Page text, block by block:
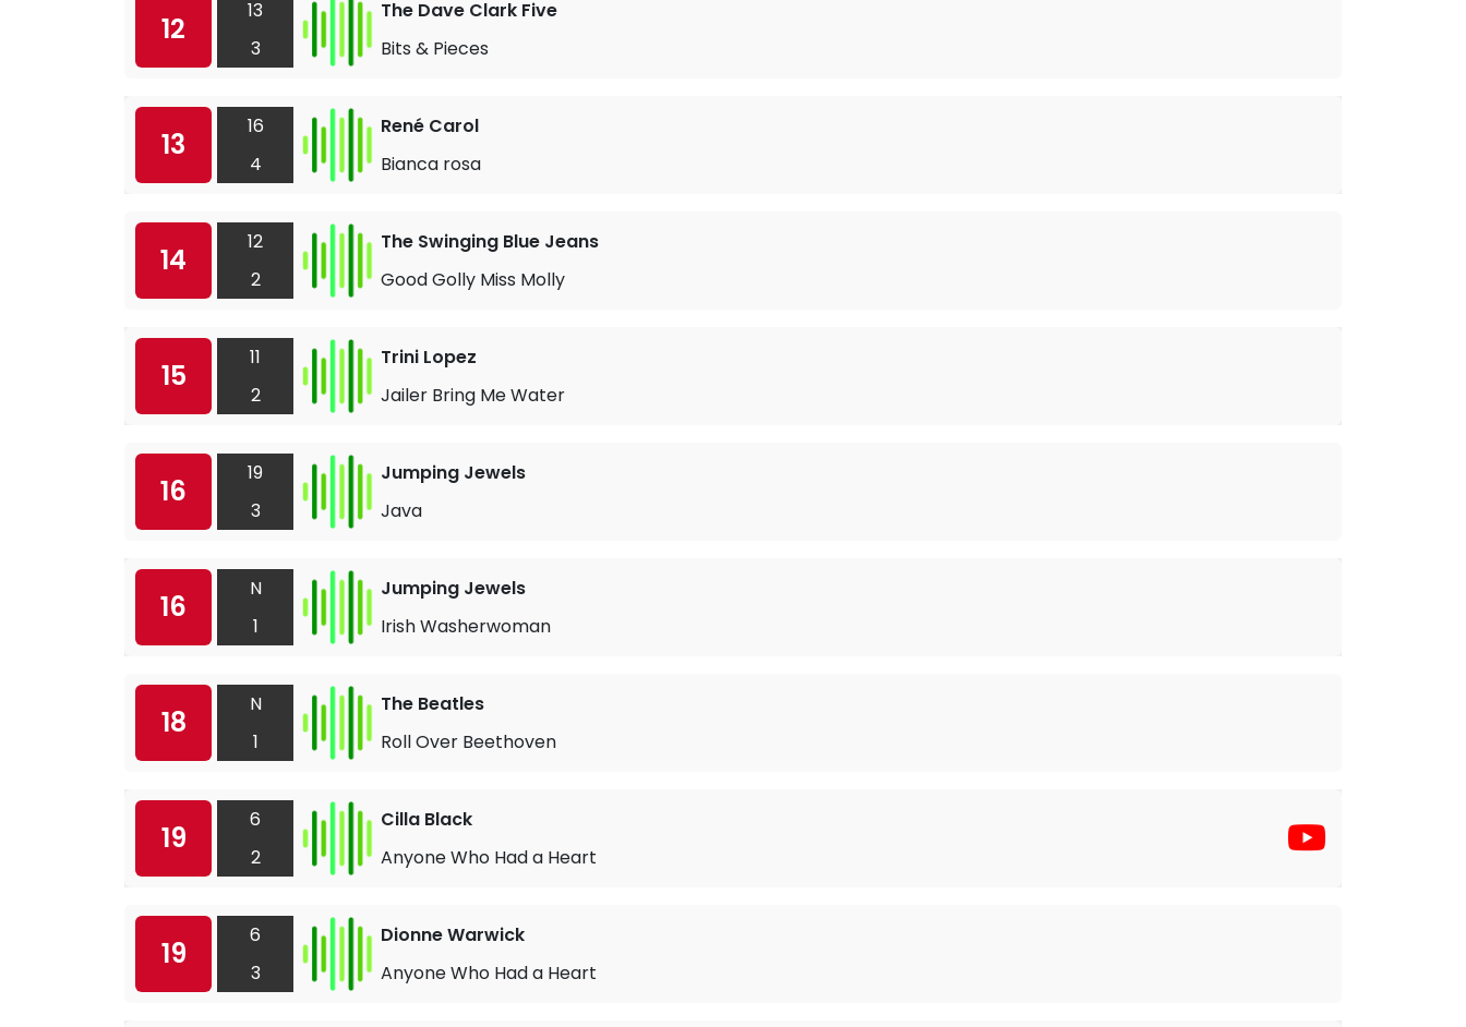
12
13
3
The Dave Clark Five
Bits & Pieces
13
16
4
René Carol
Bianca rosa
14
12
2
The Swinging Blue Jeans
Good Golly Miss Molly
15
11
2
Trini Lopez
Jailer Bring Me Water
16
19
3
Jumping Jewels
Java
16
N
1
Jumping Jewels
Irish Washerwoman
18
N
1
The Beatles
Roll Over Beethoven
19
6
2
Cilla Black
Anyone Who Had a Heart
19
6
3
Dionne Warwick
Anyone Who Had a Heart